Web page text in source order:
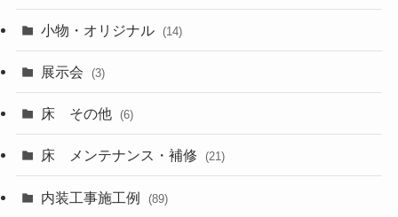
小物・オリジナル (14)
展示会 (3)
床 その他 (6)
床 メンテナンス・補修 (21)
内装工事施工例 (89)